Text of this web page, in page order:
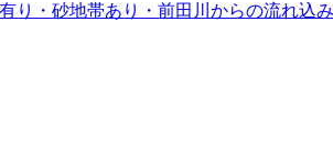
・砂地帯あり・前田川からの流れ込